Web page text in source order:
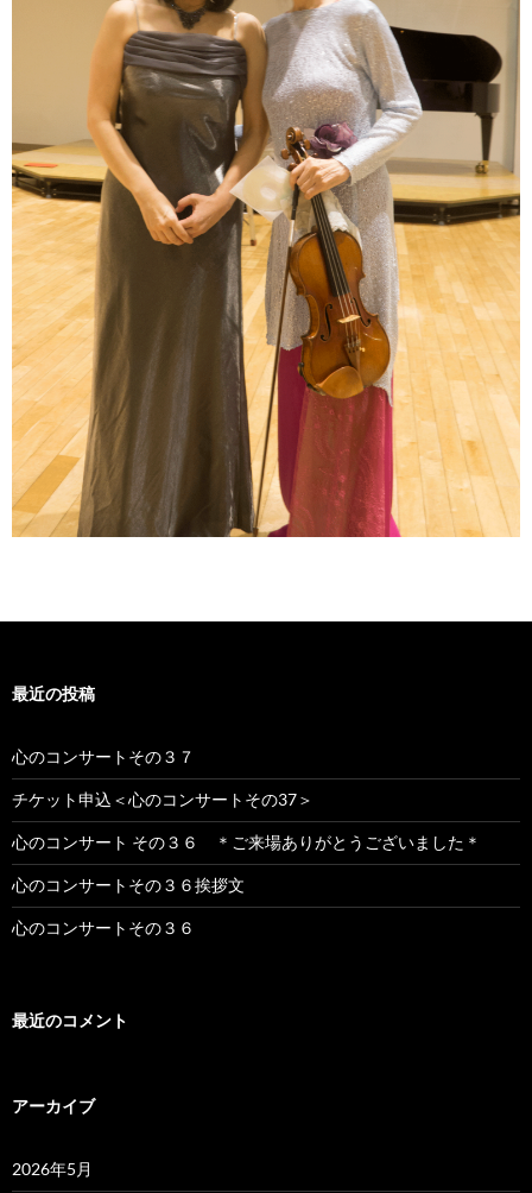
最近の投稿
心のコンサートその３７
チケット申込＜心のコンサートその37＞
心のコンサート その３６ ＊ご来場ありがとうございました＊
心のコンサートその３６挨拶文
心のコンサートその３６
最近のコメント
アーカイブ
2026年5月